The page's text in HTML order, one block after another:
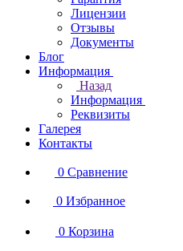
Лицензии
Отзывы
Документы
Блог
Информация
Назад
Информация
Реквизиты
Галерея
Контакты
0 Сравнение
0 Избранное
0 Корзина